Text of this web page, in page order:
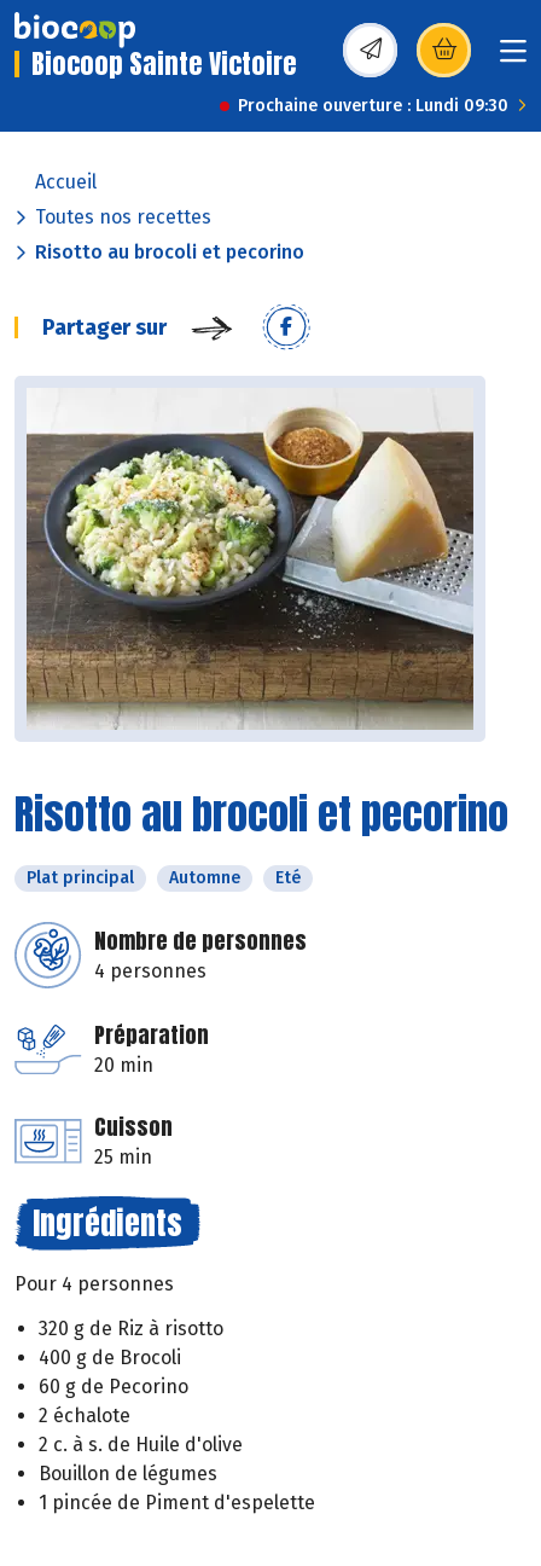
Biocoop Sainte Victoire (s’ouvre dans une
Prochaine ouverture : Lundi 09:30
Accueil
Toutes nos recettes
Risotto au brocoli et pecorino
Partager sur
Risotto au brocoli et pecorino
Plat principal Automne Eté
Nombre de personnes
4 personnes
Préparation
20 min
Cuisson
25 min
Ingrédients
Pour 4 personnes
320 g de Riz à risotto
400 g de Brocoli
60 g de Pecorino
2 échalote
2 c. à s. de Huile d'olive
Bouillon de légumes
1 pincée de Piment d'espelette